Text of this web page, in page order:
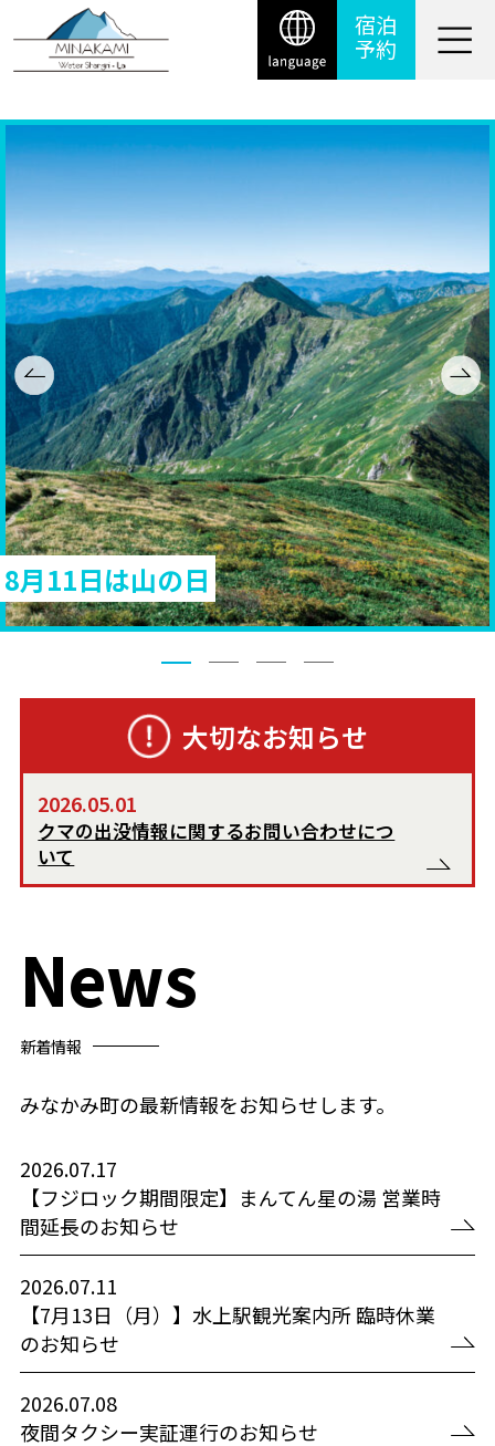
宿泊
予約
8月11日は山の日
大切なお知らせ
2026.05.01
クマの出没情報に関するお問い合わせにつ
いて
News
新着情報
みなかみ町の最新情報をお知らせします。
2026.07.17
【フジロック期間限定】まんてん星の湯 営業時
間延長のお知らせ
2026.07.11
【7月13日（月）】水上駅観光案内所 臨時休業
のお知らせ
2026.07.08
夜間タクシー実証運行のお知らせ